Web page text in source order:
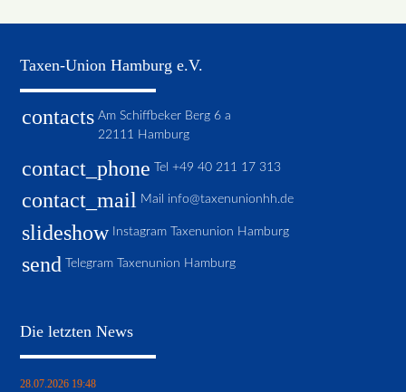
Taxen-Union Hamburg e.V.
contacts Am Schiffbeker Berg 6 a
22111 Hamburg
contact_phone Tel+49 40 211 17 313
contact_mail Mail info@taxenunionhh.de
slideshow Instagram Taxenunion Hamburg
send Telegram Taxenunion Hamburg
Die letzten News
28.07.2026 19:48